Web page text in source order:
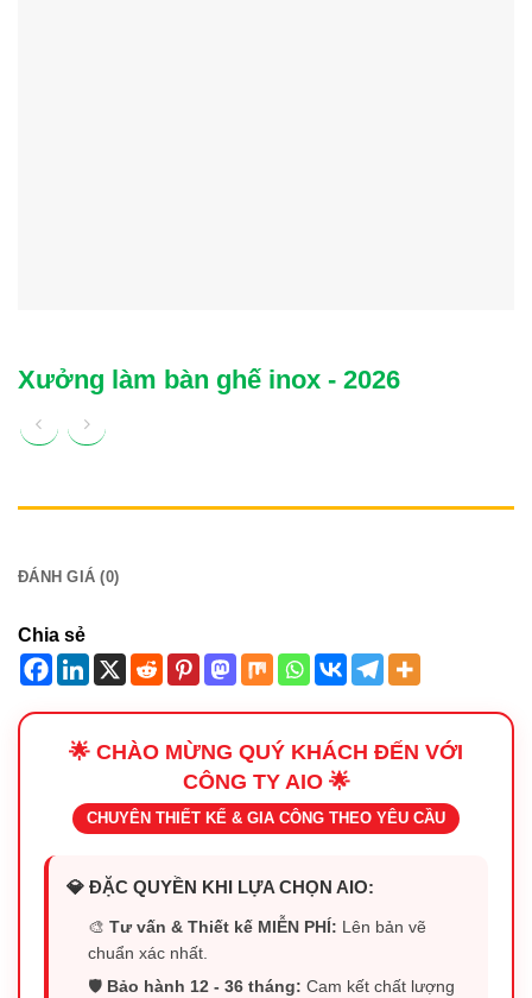
Xưởng làm bàn ghế inox - 2026
ĐÁNH GIÁ (0)
Chia sẻ
🌟 CHÀO MỪNG QUÝ KHÁCH ĐẾN VỚI
CÔNG TY AIO 🌟
CHUYÊN THIẾT KẾ & GIA CÔNG THEO YÊU CẦU
💎 ĐẶC QUYỀN KHI LỰA CHỌN AIO:
🎨Tư vấn & Thiết kế MIỄN PHÍ: Lên bản vẽ
chuẩn xác nhất.
🛡️ Bảo hành 12 - 36 tháng: Cam kết chất lượng